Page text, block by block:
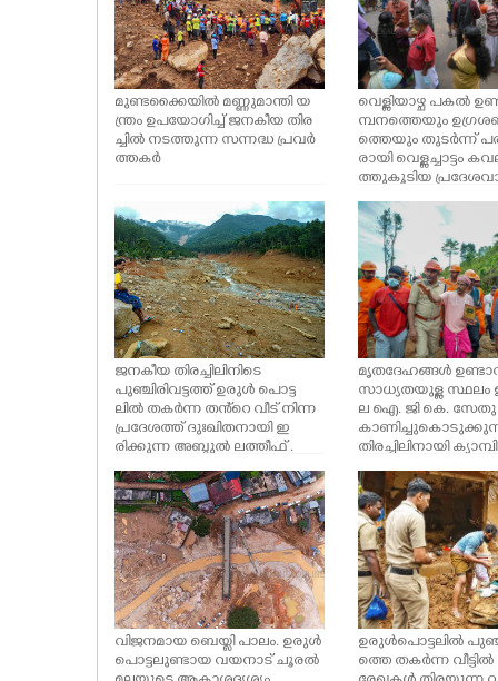
മുണ്ടക്കൈയിൽ മണ്ണുമാന്തി യ
ന്ത്രം ഉപയോഗിച്ച് ജനകീയ തിര
ച്ചിൽ നടത്തുന്ന സന്നദ്ധ പ്രവർ
ത്തകർ
വെള്ളിയാഴ്ച പകൽ
മ്പനത്തെയും
ത്തെയും തുടർന്ന്
രായി വെള്ളച്ചാട്ടം
ത്തുകൂടിയ
ജനകീയ തിരച്ചിലിനിടെ
പുഞ്ചിരിവട്ടത്ത് ഉരുൾ പൊട്ട
ലിൽ തകർന്ന തൻ്റെ വീട് നിന്ന
പ്രദേശത്ത് ദുഃഖിതനായി ഇ
രിക്കുന്ന അബ്ദുൽ ലത്തീഫ് .
മൃതദേഹങ്ങൾ
സാധ്യതയുള്ള സ്ഥലം
ല ഐ. ജി കെ. സേതു
തിരച്ചിലിനായി
എത്തിയവർ
വിജനമായ ബെയ്ലി പാലം. ഉരുൾ
പൊട്ടലുണ്ടായ വയനാട് ചൂരൽ
ഉരുൾപൊട്ടലിൽ
ത്തെ തകർന്ന വീട്ടിൽ